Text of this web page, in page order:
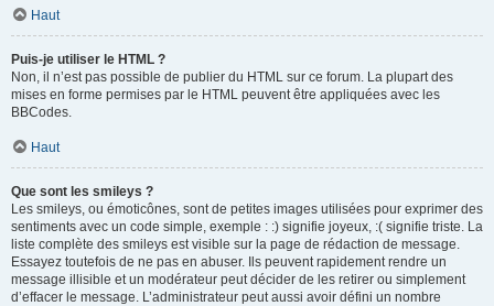
Haut
Puis-je utiliser le HTML ?
Non, il n’est pas possible de publier du HTML sur ce forum. La plupart des
mises en forme permises par le HTML peuvent être appliquées avec les
BBCodes.
Haut
Que sont les smileys ?
Les smileys, ou émoticônes, sont de petites images utilisées pour exprimer des
sentiments avec un code simple, exemple : :) signifie joyeux, :( signifie triste. La
liste complète des smileys est visible sur la page de rédaction de message.
Essayez toutefois de ne pas en abuser. Ils peuvent rapidement rendre un
message illisible et un modérateur peut décider de les retirer ou simplement
d’effacer le message. L’administrateur peut aussi avoir défini un nombre